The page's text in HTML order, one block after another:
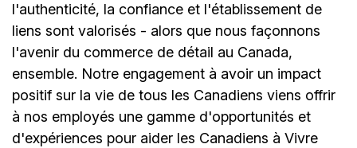
l'authenticité, la confiance et l'établissement de
liens sont valorisés - alors que nous façonnons
l'avenir du commerce de détail au Canada,
ensemble. Notre engagement à avoir un impact
positif sur la vie de tous les Canadiens viens offrir
à nos employés une gamme d'opportunités et
d'expériences pour aider les Canadiens à Vivre